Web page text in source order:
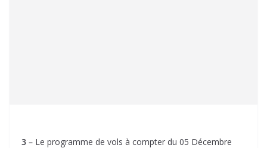
3 – Le programme de vols à compter du 05 Décembre